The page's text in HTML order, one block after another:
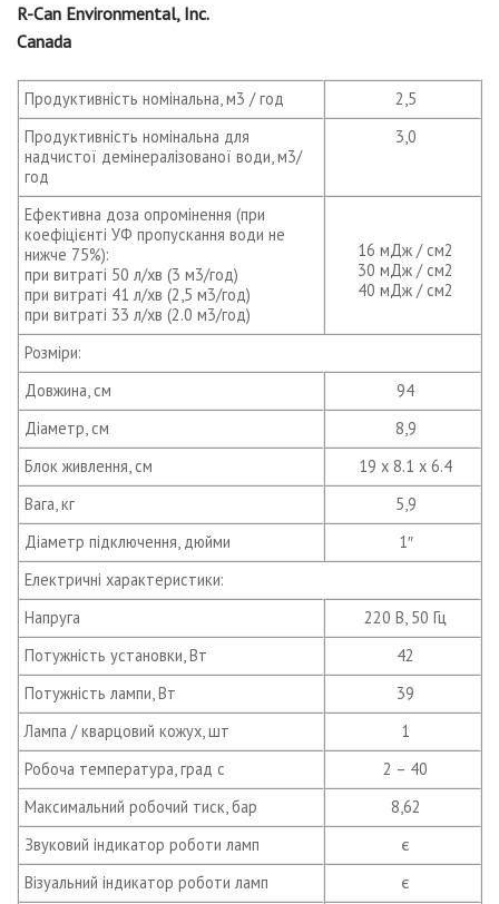
R-Can Environmental, Inc.
Canada
Продуктивність номінальна, м3 / год
2,5
Продуктивність номінальна для
надчистої демінералізованої води, м3/
год
3,0
Ефективна доза опромінення (при
коефіцієнті УФ пропускання води не
нижче 75%):
при витраті 50 л/хв (3 м3/год)
при витраті 41 л/хв (2,5 м3/год)
при витраті 33 л/хв (2.0 м3/год)
16 мДж / см2
30 мДж / см2
40 мДж / см2
Розміри:
Довжина, см
94
Діаметр, см
8,9
Блок живлення, см
19 x 8.1 x 6.4
Вага, кг
5,9
Діаметр підключення, дюйми
1″
Електричні характеристики:
Напруга
220 В, 50 Гц
Потужність установки, Вт
42
Потужність лампи, Вт
39
Лампа / кварцовий кожух, шт
1
Робоча температура, град с
2 – 40
Максимальний робочий тиск, бар
8,62
Звуковий індикатор роботи ламп
є
Візуальний індикатор роботи ламп
є